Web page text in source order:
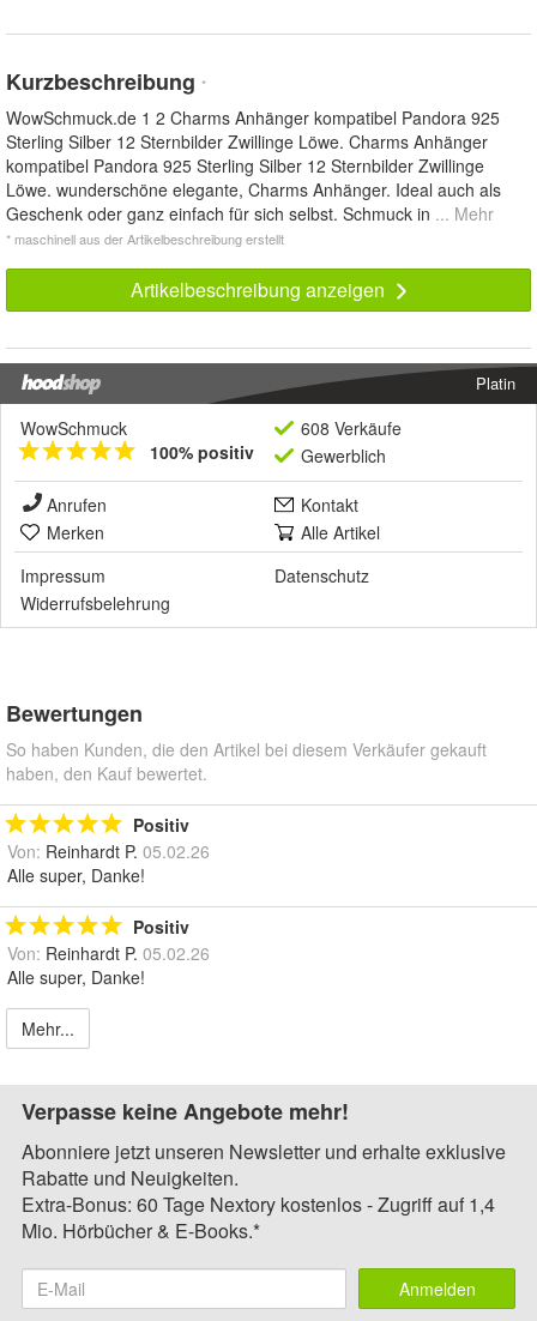
Kurzbeschreibung *
WowSchmuck.de 1 2 Charms Anhänger kompatibel Pandora 925
Sterling Silber 12 Sternbilder Zwillinge Löwe. Charms Anhänger
kompatibel Pandora 925 Sterling Silber 12 Sternbilder Zwillinge
Löwe. wunderschöne elegante, Charms Anhänger. Ideal auch als
Geschenk oder ganz einfach für sich selbst. Schmuck in ... Mehr
* maschinell aus der Artikelbeschreibung erstellt
Artikelbeschreibung anzeigen
Platin
WowSchmuck
100% positiv
608 Verkäufe
Gewerblich
Anrufen
Kontakt
Merken
Alle Artikel
Impressum
Datenschutz
Widerrufsbelehrung
Bewertungen
So haben Kunden, die den Artikel bei diesem Verkäufer gekauft
haben, den Kauf bewertet.
Positiv
Von: Reinhardt P. 05.02.26
Alle super, Danke!
Positiv
Von: Reinhardt P. 05.02.26
Alle super, Danke!
Mehr...
Verpasse keine Angebote mehr!
Abonniere jetzt unseren Newsletter und erhalte exklusive
Rabatte und Neuigkeiten.
Extra-Bonus: 60 Tage Nextory kostenlos - Zugriff auf 1,4
Mio. Hörbücher & E-Books.*
Anmelden